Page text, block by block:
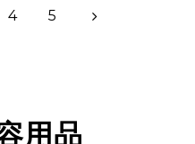
4 5
用品